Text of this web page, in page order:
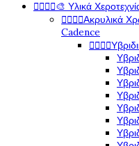
🎨 Υλικά
Ακρυλικά
Cadence
